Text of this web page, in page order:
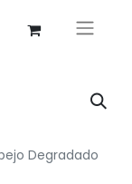
Degradado